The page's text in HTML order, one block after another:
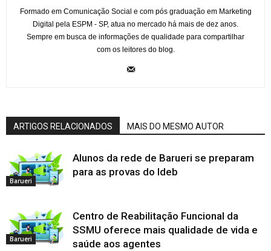
Formado em Comunicação Social e com pós graduação em Marketing
Digital pela ESPM - SP, atua no mercado há mais de dez anos.
Sempre em busca de informações de qualidade para compartilhar
com os leitores do blog.
ARTIGOS RELACIONADOS MAIS DO MESMO AUTOR
Barueri
Alunos da rede de Barueri se preparam
para as provas do Ideb
Barueri
Centro de Reabilitação Funcional da
SSMU oferece mais qualidade de vida e
saúde aos agentes